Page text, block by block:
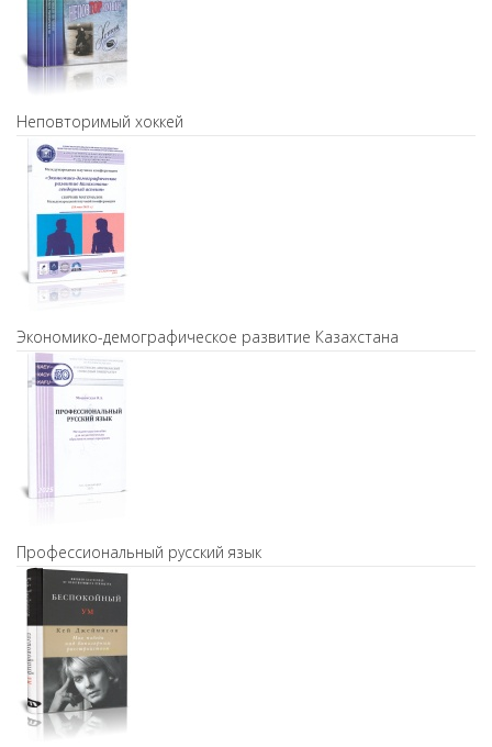
Неповторимый хоккей
Экономико-демографическое развитие Казахстана
Профессиональный русский язык